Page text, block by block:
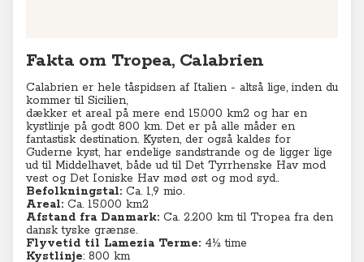
Fakta om Tropea, Calabrien
Calabrien er hele tåspidsen af Italien - altså lige, inden du
kommer til Sicilien,
dækker et areal på mere end 15.000 km2 og har en
kystlinje på godt 800 km. Det er på alle måder en
fantastisk destination. Kysten, der også kaldes for
Guderne kyst, har endelige sandstrande og de ligger lige
ud til Middelhavet, både ud til Det Tyrrhenske Hav mod
vest og Det Ioniske Hav mød øst og mod syd..
Befolkningstal: Ca. 1,9 mio.
Areal: Ca. 15.000 km2
Afstand fra Danmark: Ca. 2.200 km til Tropea fra den
dansk tyske grænse.
Flyvetid til Lamezia Terme: 4½ time
Kystlinje: 800 km